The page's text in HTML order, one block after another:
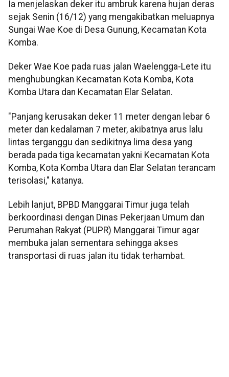
Ia menjelaskan deker itu ambruk karena hujan deras
sejak Senin (16/12) yang mengakibatkan meluapnya
Sungai Wae Koe di Desa Gunung, Kecamatan Kota
Komba.
Deker Wae Koe pada ruas jalan Waelengga-Lete itu
menghubungkan Kecamatan Kota Komba, Kota
Komba Utara dan Kecamatan Elar Selatan.
"Panjang kerusakan deker 11 meter dengan lebar 6
meter dan kedalaman 7 meter, akibatnya arus lalu
lintas terganggu dan sedikitnya lima desa yang
berada pada tiga kecamatan yakni Kecamatan Kota
Komba, Kota Komba Utara dan Elar Selatan terancam
terisolasi," katanya.
Lebih lanjut, BPBD Manggarai Timur juga telah
berkoordinasi dengan Dinas Pekerjaan Umum dan
Perumahan Rakyat (PUPR) Manggarai Timur agar
membuka jalan sementara sehingga akses
transportasi di ruas jalan itu tidak terhambat.